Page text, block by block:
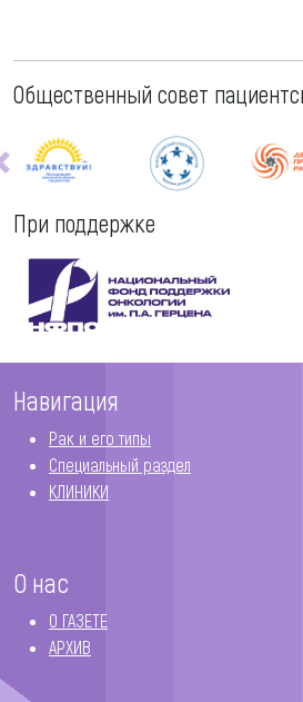
Общественный совет
При поддержке
Навигация
Рак и его типы
Специальный раздел
КЛИНИКИ
О нас
О ГАЗЕТЕ
АРХИВ